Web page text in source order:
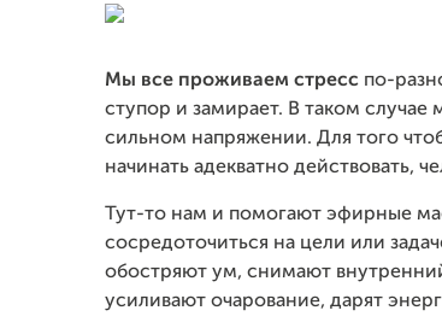
Мы все проживаем стресс по-
ступор и замирает. В таком
сильном напряжении. Для того
начинать адекватно действовать,
Тут-то нам и помогают эфирные
сосредоточиться на цели или
обостряют ум, снимают
усиливают очарование, дарят